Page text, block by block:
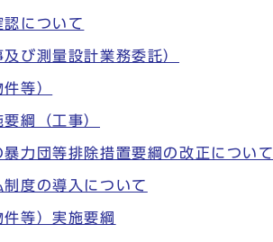
について
び測量設計業務委託）
等）
綱（工事）
力団等排除措置要綱の改正について
度の導入について
等）実施要綱